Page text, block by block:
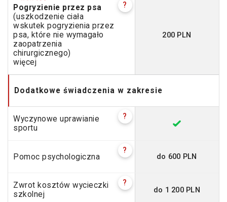
Pogryzienie przez psa
(uszkodzenie ciała
wskutek pogryzienia przez
psa, które nie wymagało
zaopatrzenia
chirurgicznego)
więcej
?
200 PLN
Dodatkowe świadczenia w zakresie
Wyczynowe uprawianie
sportu
?
Pomoc psychologiczna
?
do 600 PLN
Zwrot kosztów wycieczki
szkolnej
?
do 1 200 PLN